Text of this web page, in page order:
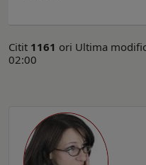
Citit 1161 ori Ultima
02:00